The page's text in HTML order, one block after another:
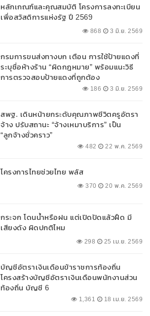
หลักเกณฑ์และคุณสมบัติ โครงการลงทะเบียน
เพื่อสวัสดิการแห่งรัฐ ปี 2569
868 3 มิ.ย. 2569
กรมการขนส่งทางบก เตือน การใช้ป้ายแดงที่
ระบุชื่อห้างร้าน “ผิดกฎหมาย” พร้อมแนะวิธี
การตรวจสอบป้ายแดงที่ถูกต้อง
186 3 มิ.ย. 2569
สพฐ. เดินหน้ายกระดับคุณภาพชีวิตครูอัตรา
จ้าง ปรับสถานะ “จ้างเหมาบริการ” เป็น
“ลูกจ้างชั่วคราว”
482 22 พ.ค. 2569
โครงการไทยช่วยไทย พลัส
370 20 พ.ค. 2569
กระจก โดนน้ำหรือฝน แต่เปิดปัดแล้วฝืด มี
เสียงดัง ผิดปกติไหม
298 25 เม.ย. 2569
บัญชีอัตราเงินเดือนข้าราชการท้องถิ่น
โครงสร้างบัญชีอัตราเงินเดือนพนักงานส่วน
ท้องถิ่น บัญชี 6
1,361 18 เม.ย. 2569